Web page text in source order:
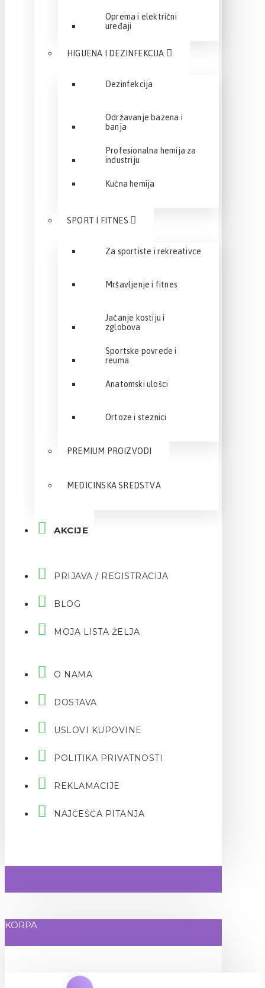
Oprema i električni
uređaji
HIGIJENA I DEZINFEKCIJA
Dezinfekcija
Održavanje bazena i
banja
Profesionalna hemija za
industriju
Kućna hemija
SPORT I FITNES
Za sportiste i rekreativce
Mršavljenje i fitnes
Jačanje kostiju i
zglobova
Sportske povrede i
reuma
Anatomski ulošci
Ortoze i steznici
PREMIUM PROIZVODI
MEDICINSKA SREDSTVA
AKCIJE
PRIJAVA / REGISTRACIJA
BLOG
MOJA LISTA ŽELJA
O NAMA
DOSTAVA
USLOVI KUPOVINE
POLITIKA PRIVATNOSTI
REKLAMACIJE
NAJČEŠĆA PITANJA
KORPA